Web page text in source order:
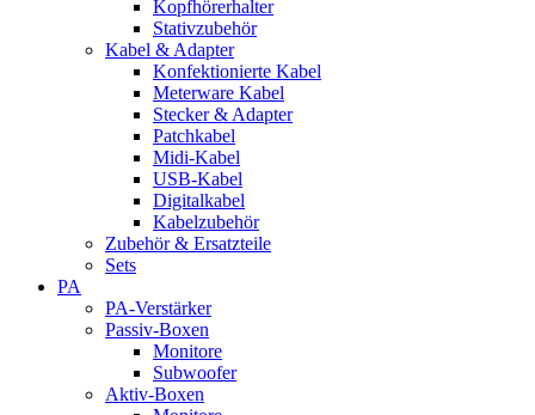
Kopfhörerhalter
Stativzubehör
Kabel & Adapter
Konfektionierte Kabel
Meterware Kabel
Stecker & Adapter
Patchkabel
Midi-Kabel
USB-Kabel
Digitalkabel
Kabelzubehör
Zubehör & Ersatzteile
Sets
PA
PA-Verstärker
Passiv-Boxen
Monitore
Subwoofer
Aktiv-Boxen